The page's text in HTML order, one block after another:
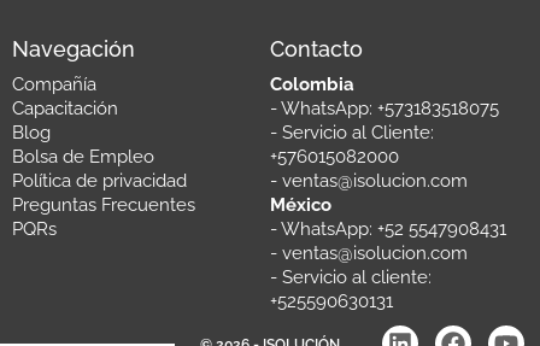
Navegación
Compañía
Capacitación
Blog
Bolsa de Empleo
Política de privacidad
Preguntas Frecuentes
PQRs
Contacto
Colombia
- WhatsApp: +573183518075
- Servicio al Cliente:
+576015082000
- ventas@isolucion.com
México
- WhatsApp: +52 5547908431
- ventas@isolucion.com
- Servicio al cliente: ​
+525590630131